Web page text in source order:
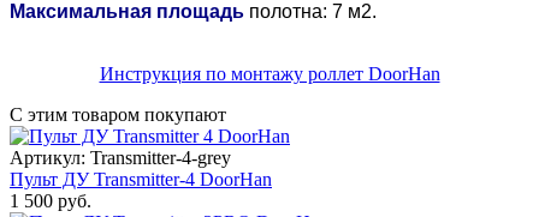
Максимальная площадь полотна: 7 м2.
Инструкция по монтажу роллет DoorHan
С этим товаром покупают
Артикул: Transmitter-4-grey
Пульт ДУ Transmitter-4 DoorHan
1 500 руб.